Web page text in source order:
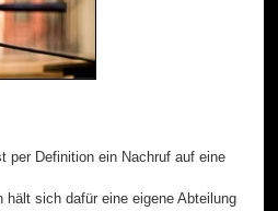
per Definition ein Nachruf auf eine
hält sich dafür eine eigene Abteilung